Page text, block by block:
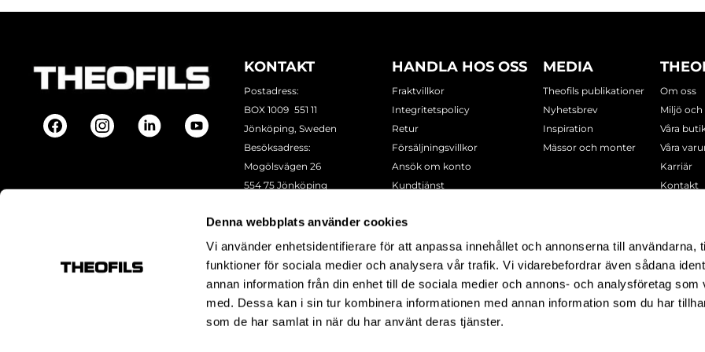
Denna webbplats använder cookies
Vi använder enhetsidentifierare för att anpassa innehållet och annonserna till användarna,
funktioner för sociala medier och analysera vår trafik. Vi vidarebefordrar även sådana
annan information från din enhet till de sociala medier och annons- och analysföretag som
med. Dessa kan i sin tur kombinera informationen med annan information som du har
som de har samlat in när du har använt deras tjänster.
KONTAKT
Postadress:
BOX 1009 551 11
Jönköping, Sweden
Besöksadress:
Mogölsvägen 26
554 75 Jönköping
Epost:info@theofils.se
Org. nr 556154-8925
Bankgironummer 835-7378
HANDLA HOS OSS
Fraktvillkor
Integritetspolicy
Retur
Försäljningsvillkor
Ansök om konto
Kundtjänst
MEDIA
Theofils publikationer
Nyhetsbrev
Inspiration
Mässor och monter
Om oss
Miljö
Våra
Våra
Karriär
Kontakt